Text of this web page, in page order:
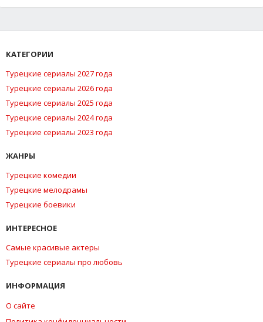
КАТЕГОРИИ
Турецкие сериалы 2027 года
Турецкие сериалы 2026 года
Турецкие сериалы 2025 года
Турецкие сериалы 2024 года
Турецкие сериалы 2023 года
ЖАНРЫ
Турецкие комедии
Турецкие мелодрамы
Турецкие боевики
ИНТЕРЕСНОЕ
Самые красивые актеры
Турецкие сериалы про любовь
ИНФОРМАЦИЯ
О сайте